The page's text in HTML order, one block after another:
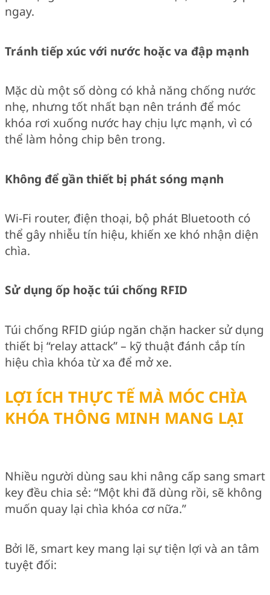
ngay.
Tránh tiếp xúc với nước hoặc va đập mạnh
Mặc dù một số dòng có khả năng chống nước
nhẹ, nhưng tốt nhất bạn nên tránh để móc
khóa rơi xuống nước hay chịu lực mạnh, vì có
thể làm hỏng chip bên trong.
Không để gần thiết bị phát sóng mạnh
Wi-Fi router, điện thoại, bộ phát Bluetooth có
thể gây nhiễu tín hiệu, khiến xe khó nhận diện
chìa.
Sử dụng ốp hoặc túi chống RFID
Túi chống RFID giúp ngăn chặn hacker sử dụng
thiết bị “relay attack” – kỹ thuật đánh cắp tín
hiệu chìa khóa từ xa để mở xe.
LỢI ÍCH THỰC TẾ MÀ MÓC CHÌA
KHÓA THÔNG MINH MANG LẠI
Nhiều người dùng sau khi nâng cấp sang smart
key đều chia sẻ: “Một khi đã dùng rồi, sẽ không
muốn quay lại chìa khóa cơ nữa.”
Bởi lẽ, smart key mang lại sự tiện lợi và an tâm
tuyệt đối: